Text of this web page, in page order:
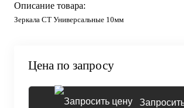
Описание товара:
Зеркала СТ Универсальные 10мм
Цена по запросу